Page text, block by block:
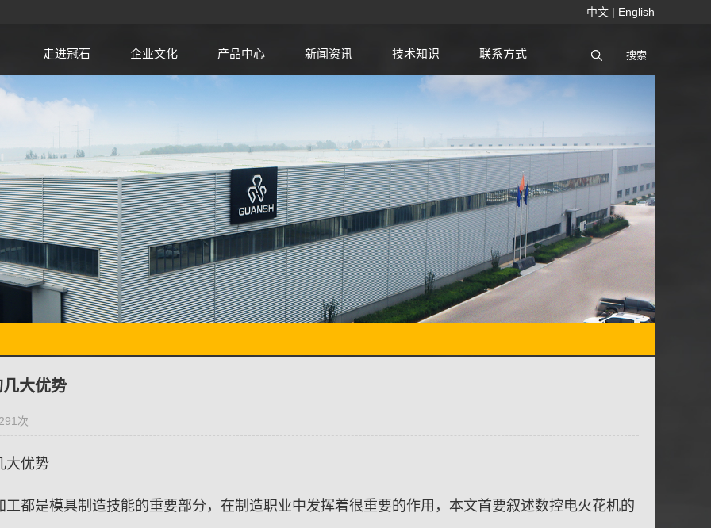
中文 | English
走进冠石 企业文化 产品中心
锯片基体
木工刀具
金属加工刀具
聚晶金刚石复合
片
新闻资讯 技术知识 联系方式
大优势
次
大优势
工都是模具制造技能的重要部分，在制造职业中发挥着很重要的作用，本文首要叙述数控电火花机的